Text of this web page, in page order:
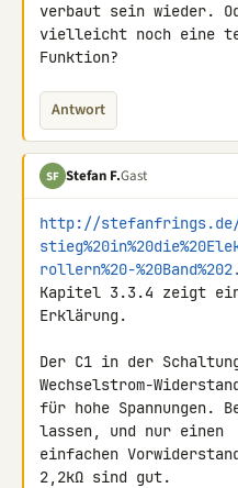
verbaut sein wieder.
vielleicht noch eine
Funktion?
Antwort
SF Stefan F.Gast
http://stefanfrings.de/
rollern%20-
Kapitel 3.3.4 zeigt
Erklärung.
Der C1 in der
Wechselstrom-
für hohe Spannungen.
lassen, und nur einen
einfachen
2,2kΩ sind gut.